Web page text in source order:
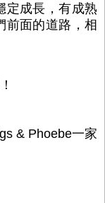
定成長，有成熟
前面的道路，相
& Phoebe一家